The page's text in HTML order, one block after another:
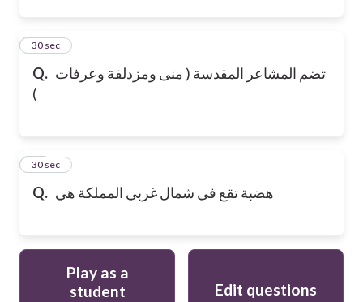
Q. تضم المشاعر المقدسة ( منى ومزدلفة وعرفات
)
21
30 sec
Q. هضبة تقع في شمال غربي المملكة هي
22
30 sec
Play as a
student
Edit questions